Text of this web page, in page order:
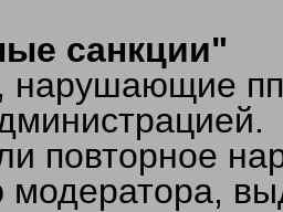
санкции"
нарушающие
повторное